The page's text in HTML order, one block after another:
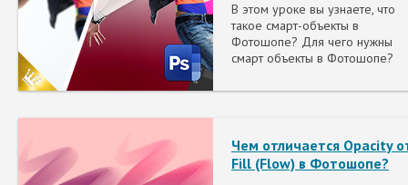
В этом уроке вы узнаете, что
такое смарт-объекты в
Фотошопе? Для чего нужны
смарт объекты в Фотошопе?
Чем отличается Opacity
Fill (Flow) в Фотошопе?